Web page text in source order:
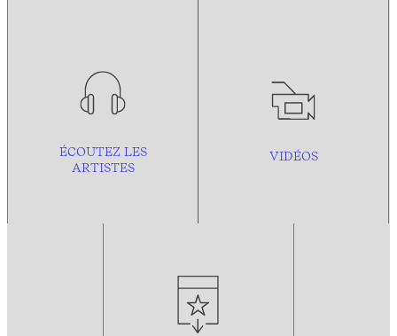
ÉCOUTEZ LES
ARTISTES
VIDÉOS